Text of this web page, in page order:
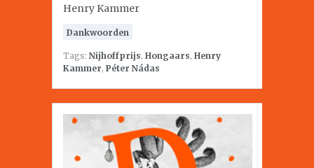
Henry Kammer
Dankwoorden
Tags: Nijhoffprijs, Hongaars, Henry
Kammer, Péter Nádas